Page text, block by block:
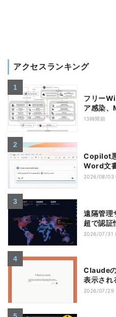
アクセスランキング
フリー
ア感染
13時間前
Copilot
Word文
2026/08/03
遠隔管理
超で認証
2026/07/31
Claude
表示さ
2026/07/29